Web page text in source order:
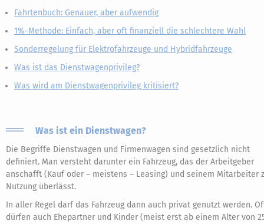
Fahrtenbuch: Genauer, aber aufwendig
1%-Methode: Einfach, aber oft finanziell die schlechtere Wahl
Sonderregelung für Elektrofahrzeuge und Hybridfahrzeuge
Was ist das Dienstwagenprivileg?
Was wird am Dienstwagenprivileg kritisiert?
Was ist ein Dienstwagen?
Die Begriffe Dienstwagen und Firmenwagen sind gesetzlich nicht
definiert. Man versteht darunter ein Fahrzeug, das der Arbeitgeber
anschafft (Kauf oder – meistens – Leasing) und seinem Mitarbeiter
Nutzung überlässt.
In aller Regel darf das Fahrzeug dann auch privat genutzt werden.
dürfen auch Ehepartner und Kinder (meist erst ab einem Alter von